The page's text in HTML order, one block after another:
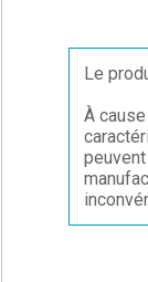
Le
À